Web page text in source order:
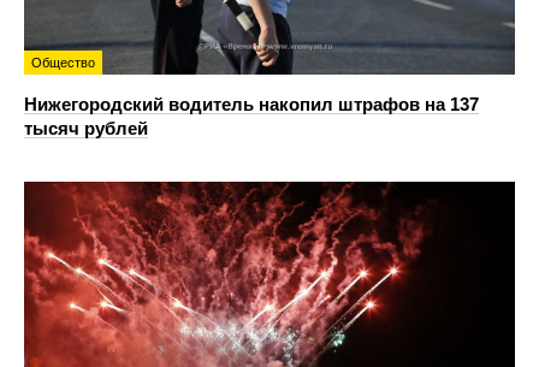
Общество
Нижегородский водитель накопил штрафов на 137
тысяч рублей